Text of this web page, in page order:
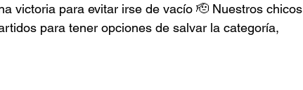
victoria para evitar irse de vacío 🫡 Nuestros chicos
para tener opciones de salvar la categoría,